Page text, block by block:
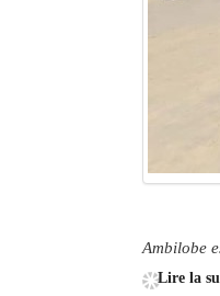
Ambilobe
Lire la